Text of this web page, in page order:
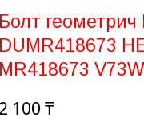
Болт геометрич
DUMR418673
MR418673
2 100 ₸